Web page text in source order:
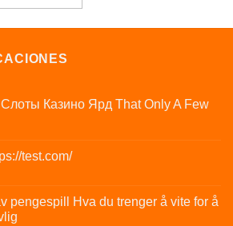
Слоты Казино Ярд That Only A Few
test.com/
pengespill Hva du trenger å vite for å